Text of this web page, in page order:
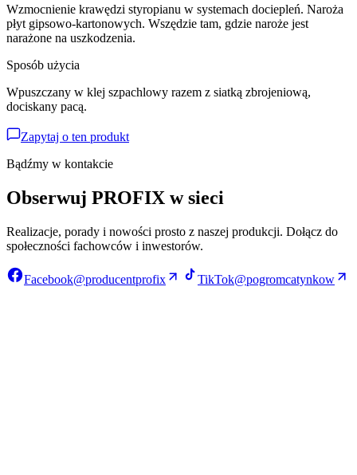
Wzmocnienie krawędzi styropianu w systemach dociepleń. Naroża
płyt gipsowo-kartonowych. Wszędzie tam, gdzie naroże jest
narażone na uszkodzenia.
Sposób użycia
Wpuszczany w klej szpachlowy razem z siatką zbrojeniową,
dociskany pacą.
Zapytaj o ten produkt
Bądźmy w kontakcie
Obserwuj PROFIX w sieci
Realizacje, porady i nowości prosto z naszej produkcji. Dołącz do
społeczności fachowców i inwestorów.
Facebook@producentprofix TikTok@pogromcatynkow